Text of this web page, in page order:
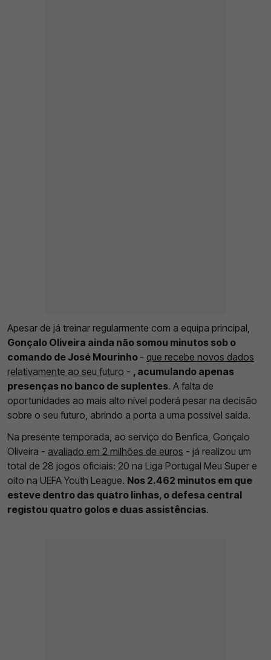
Apesar de já treinar regularmente com a equipa principal,
Gonçalo Oliveira ainda não somou minutos sob o
comando de José Mourinho - que recebe novos dados
relativamente ao seu futuro - , acumulando apenas
presenças no banco de suplentes. A falta de
oportunidades ao mais alto nível poderá pesar na decisão
sobre o seu futuro, abrindo a porta a uma possível saída.
Na presente temporada, ao serviço do Benfica, Gonçalo
Oliveira - avaliado em 2 milhões de euros - já realizou um
total de 28 jogos oficiais: 20 na Liga Portugal Meu Super e
oito na UEFA Youth League. Nos 2.462 minutos em que
esteve dentro das quatro linhas, o defesa central
registou quatro golos e duas assistências.